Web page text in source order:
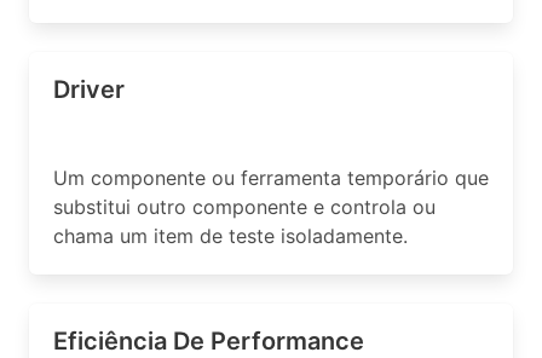
Driver
Um componente ou ferramenta temporário que
substitui outro componente e controla ou
chama um item de teste isoladamente.
Eficiência De Performance